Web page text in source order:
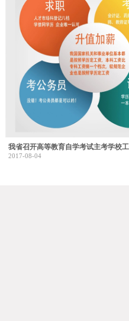
我省召开高等教育自学考试主考学校
2017-08-04